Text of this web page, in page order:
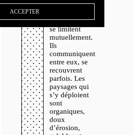
ACCEPTER
dont les
s’annulent ou
se limitent
mutuellement.
Ils
communiquent
entre eux, se
recouvrent
parfois. Les
paysages qui
s’y déploient
sont
organiques,
doux
d’érosion,